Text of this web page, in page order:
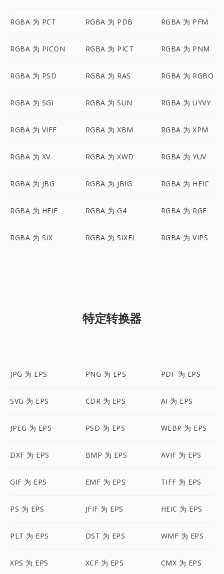
RGBA 为 PCT RGBA 为 PDB RGBA 为 PFM
RGBA 为 PICON RGBA 为 PICT RGBA 为 PNM
RGBA 为 PSD RGBA 为 RAS RGBA 为 RGBO
RGBA 为 SGI RGBA 为 SUN RGBA 为 UYVY
RGBA 为 VIFF RGBA 为 XBM RGBA 为 XPM
RGBA 为 XV RGBA 为 XWD RGBA 为 YUV
RGBA 为 JBG RGBA 为 JBIG RGBA 为 HEIC
RGBA 为 HEIF RGBA 为 G4 RGBA 为 RGF
RGBA 为 SIX RGBA 为 SIXEL RGBA 为 VIPS
特定转换器
JPG 为 EPS PNG 为 EPS PDF 为 EPS
SVG 为 EPS CDR 为 EPS AI 为 EPS
JPEG 为 EPS PSD 为 EPS WEBP 为 EPS
DXF 为 EPS BMP 为 EPS AVIF 为 EPS
GIF 为 EPS EMF 为 EPS TIFF 为 EPS
PS 为 EPS JFIF 为 EPS HEIC 为 EPS
PLT 为 EPS DST 为 EPS WMF 为 EPS
XPS 为 EPS XCF 为 EPS CMX 为 EPS